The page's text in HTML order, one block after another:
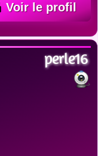
Voir le profil
perle16